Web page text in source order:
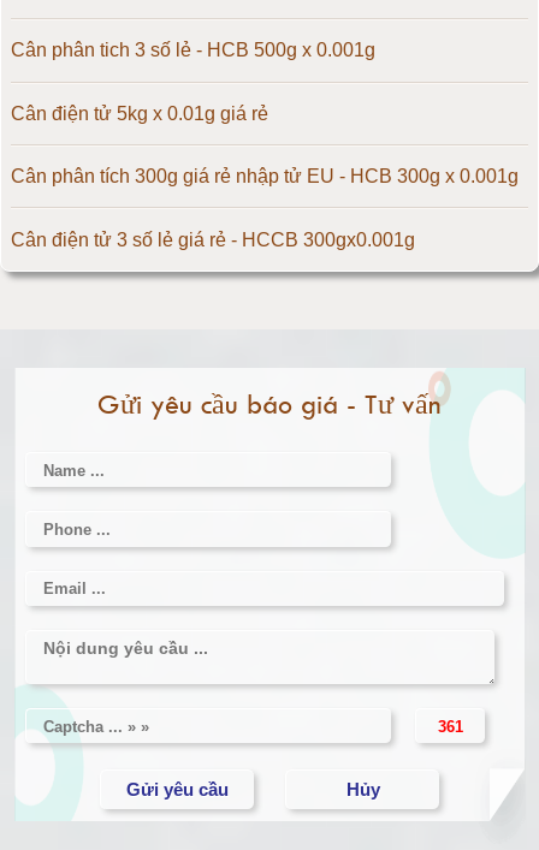
Cân điện tử 150kg
Cân điện tử 200kg
Cân điện tử 300kg
Cân điện tử 500kg
Cân điện tử 3000kg
Cân điện tử 1 tấn
Cân điện tử 2 tấn
Cân điện tử 3 tấn
Cân điện tử 10 tấn
Cân điện tử 15 tấn
Cân phân tich 3 số lẻ - HCB 500g x 0.001g
Cân điện tử 5kg x 0.01g giá rẻ
Cân phân tích 300g giá rẻ nhập tử EU - HCB 300g x 0.001g
Cân điện tử 3 số lẻ giá rẻ - HCCB 300gx0.001g
Gửi yêu cầu báo giá - Tư vấn